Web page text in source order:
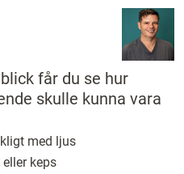
får du se hur
skulle kunna vara
med ljus
keps